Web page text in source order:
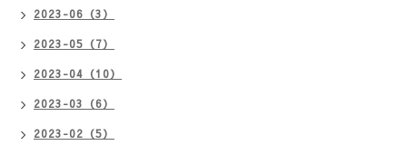
2023-06（3）
2023-05（7）
2023-04（10）
2023-03（6）
2023-02（5）